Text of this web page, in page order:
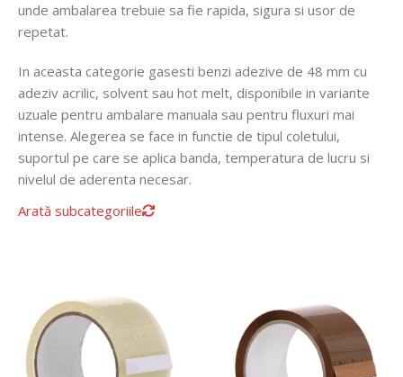
unde ambalarea trebuie sa fie rapida, sigura si usor de
repetat.
In aceasta categorie gasesti benzi adezive de 48 mm cu
adeziv acrilic, solvent sau hot melt, disponibile in variante
uzuale pentru ambalare manuala sau pentru fluxuri mai
intense. Alegerea se face in functie de tipul coletului,
suportul pe care se aplica banda, temperatura de lucru si
nivelul de aderenta necesar.
Arată subcategoriile